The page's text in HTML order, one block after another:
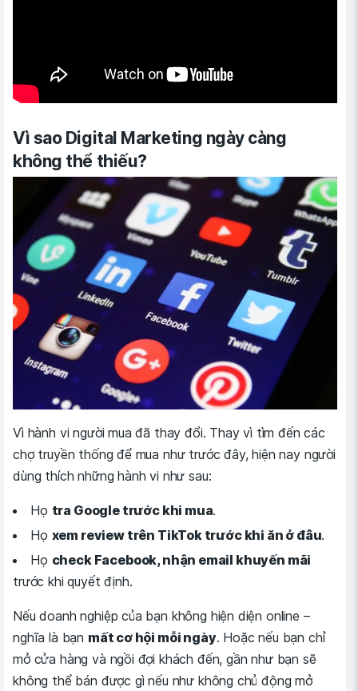
Vì sao Digital Marketing ngày càng
không thể thiếu?
Vì hành vi người mua đã thay đổi. Thay vì tìm đến các
chợ truyền thống để mua như trước đây, hiện nay người
dùng thích những hành vi như sau:
Họ tra Google trước khi mua.
Họ xem review trên TikTok trước khi ăn ở đâu.
Họ check Facebook, nhận email khuyến mãi
trước khi quyết định.
Nếu doanh nghiệp của bạn không hiện diện online –
nghĩa là bạn mất cơ hội mỗi ngày. Hoặc nếu bạn chỉ
mở cửa hàng và ngồi đợi khách đến, gần như bạn sẽ
không thể bán được gì nếu như không chủ động mở